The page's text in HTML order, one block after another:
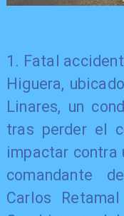
​1. Fatal
Higuera,
Linares, un
tras perder el
impactar contra
comandante
Carlos